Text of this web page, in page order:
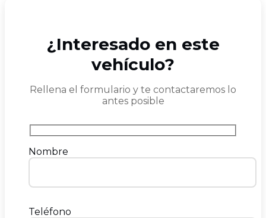
¿Interesado en este
vehículo?
Rellena el formulario y te contactaremos lo
antes posible
Nombre
Teléfono